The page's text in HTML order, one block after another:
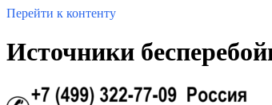
Перейти к контенту
Источники